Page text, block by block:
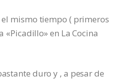
mismo tiempo ( primeros
«Picadillo» en La Cocina
duro y , a pesar de